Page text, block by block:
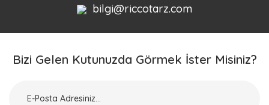
bilgi@riccotarz.com
Bizi Gelen Kutunuzda Görmek İster Misiniz?